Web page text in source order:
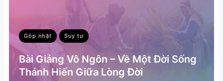
Góp nhặt Suy tư
Bài Giảng Vô Ngôn – Về Một Đời Sống
Thánh Hiến Giữa Lòng Đời